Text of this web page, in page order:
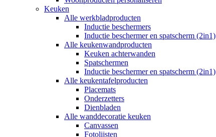
Keuken
Alle werkbladproducten
Inductie beschermers
Inductie beschermer en spatscherm (2in1)
Alle keukenwandproducten
Keuken achterwanden
Spatschermen
Inductie beschermer en spatscherm (2in1)
Alle keukentafelproducten
Placemats
Onderzetters
Dienbladen
Alle wanddecoratie keuken
Canvassen
Fotolijsten